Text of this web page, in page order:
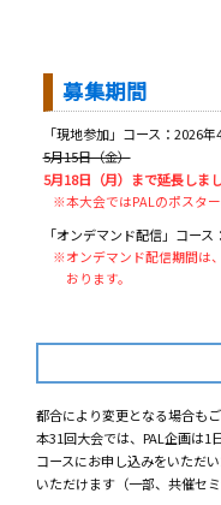
募集期間
「現地参加」コース：2026
5月15日（金）
5月18日（月）まで延長しまし
※本大会ではPALのポスター
「オンデマンド配信」コー
※オンデマンド配信期間は
おります。
都合により変更となる場合も
本31回大会では、PAL企画は1
コースにお申し込みをいただ
いただけます（一部、共催セミ